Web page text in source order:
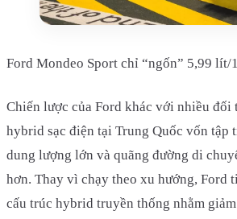
Ford Mondeo Sport chỉ “ngốn” 5,99 lít/
Chiến lược của Ford khác với nhiều đối
hybrid sạc điện tại Trung Quốc vốn tập
dung lượng lớn và quãng đường di
hơn. Thay vì chạy theo xu hướng, Ford
cấu trúc hybrid truyền thống nhằm